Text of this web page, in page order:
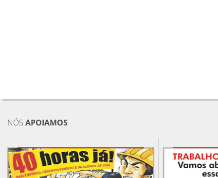
NÓS APOIAMOS